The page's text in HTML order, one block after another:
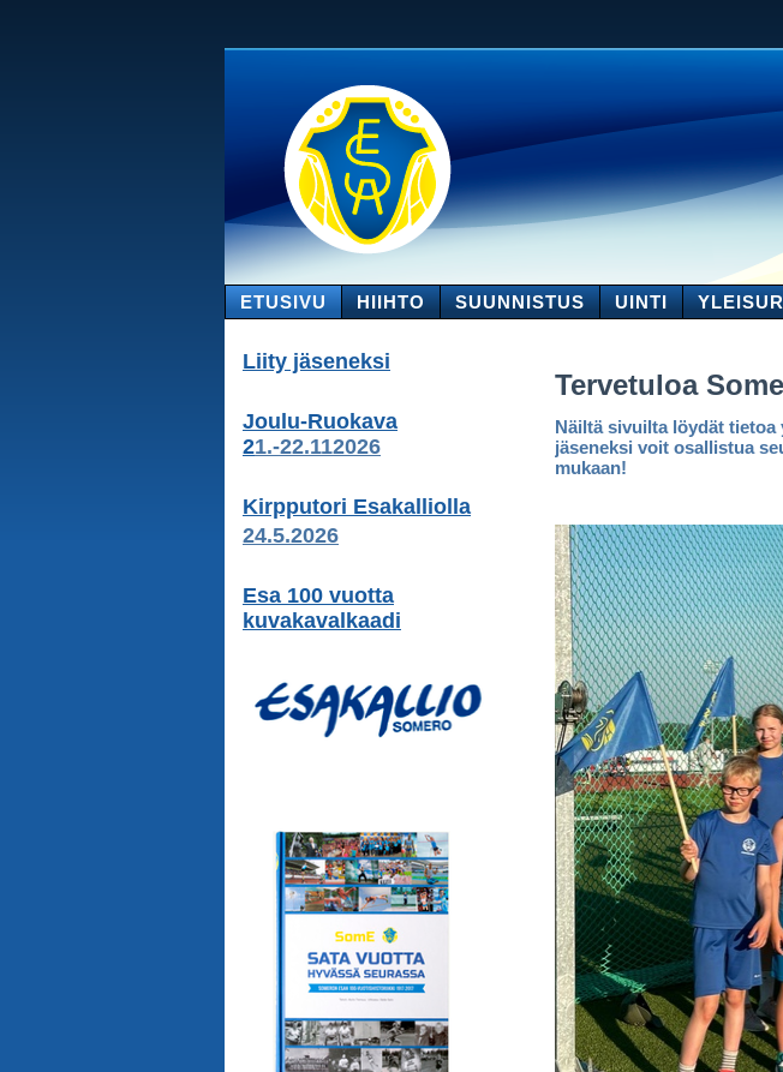
ETUSIVU HIIHTO SUUNNISTUS UINTI
Tervetuloa
Näiltä sivuilta löydät
jäseneksi voit osallistua
mukaan!
Liity jäseneksi
Joulu-Ruokava
21.-22.112026
Kirpputori Esakalliolla
24.5.2026
Esa 100 vuotta
kuvakavalkaadi